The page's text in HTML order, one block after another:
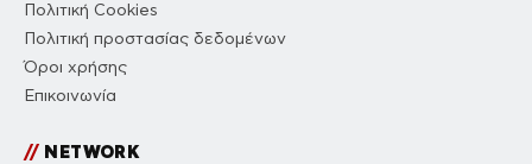
Πολιτική Cookies
Πολιτική προστασίας δεδομένων
Όροι χρήσης
Επικοινωνία
//NETWORK